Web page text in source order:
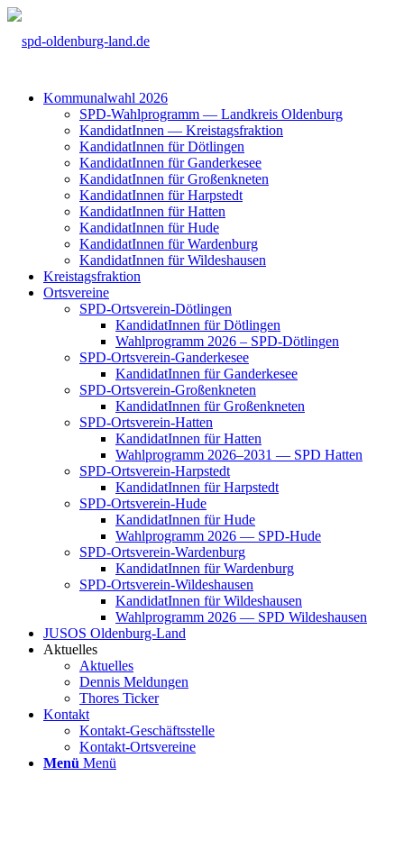
Kom­mu­nal­wahl 2026
SPD-Wahl­pro­gramm — Land­kreis Olden­burg
Kan­di­da­tIn­nen — Kreis­tags­frak­ti­on
Kan­di­da­tIn­nen für Döt­lin­gen
Kan­di­da­tIn­nen für Gan­der­ke­see
Kan­di­da­tIn­nen für Groß­enkne­ten
Kan­di­da­tIn­nen für Harp­s­tedt
Kan­di­da­tIn­nen für Hat­ten
Kan­di­da­tIn­nen für Hude
Kan­di­da­tIn­nen für War­den­burg
Kan­di­da­tIn­nen für Wil­des­hau­sen
Kreis­tags­frak­ti­on
Orts­ver­ei­ne
SPD-Orts­­ver­­ein-Döt­­lin­­gen
Kan­di­da­tIn­nen für Döt­lin­gen
Wahl­pro­gramm 2026 – SPD-Döt­lin­gen
SPD-Orts­­ver­­ein-Gan­­der­ke­­see
Kan­di­da­tIn­nen für Gan­der­ke­see
SPD-Orts­­ver­­ein-Gro­ß­en­k­ne­­ten
Kan­di­da­tIn­nen für Groß­enkne­ten
SPD-Orts­­ver­­ein-Hat­­ten
Kan­di­da­tIn­nen für Hat­ten
Wahl­pro­gramm 2026–2031 — SPD Hat­ten
SPD-Orts­­ver­­ein-Har­p­s­tedt
Kan­di­da­tIn­nen für Harp­s­tedt
SPD-Orts­­ver­­ein-Hude
Kan­di­da­tIn­nen für Hude
Wahl­pro­gramm 2026 — SPD-Hude
SPD-Orts­­ver­­ein-War­­den­­burg
Kan­di­da­tIn­nen für War­den­burg
SPD-Orts­­ver­­ein-Wil­­des­hau­­sen
Kan­di­da­tIn­nen für Wil­des­hau­sen
Wahl­pro­gramm 2026 — SPD Wil­des­hau­sen
JUSOS Olden­­burg-Land
Aktu­el­les
Aktu­el­les
Den­nis Mel­dun­gen
Tho­res Ticker
Kon­takt
Kon­­­takt-Geschäfts­­s­tel­­le
Kon­­­takt-Orts­­ver­­ei­­ne
Menü Menü